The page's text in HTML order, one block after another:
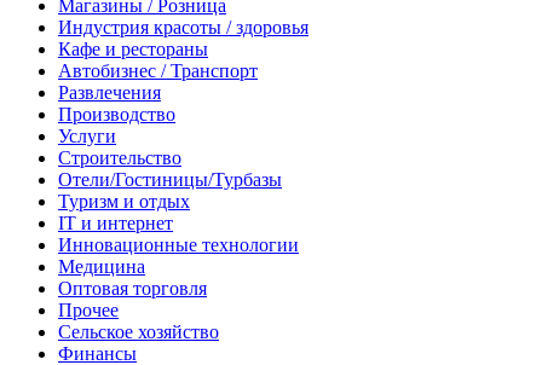
Магазины / Розница
Индустрия красоты / здоровья
Кафе и рестораны
Автобизнес / Транспорт
Развлечения
Производство
Услуги
Строительство
Отели/Гостиницы/Турбазы
Туризм и отдых
IT и интернет
Инновационные технологии
Медицина
Оптовая торговля
Прочее
Сельское хозяйство
Финансы